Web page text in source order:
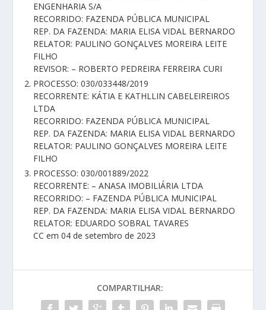
ENGENHARIA S/A
RECORRIDO: FAZENDA PÚBLICA MUNICIPAL
REP. DA FAZENDA: MARIA ELISA VIDAL BERNARDO
RELATOR: PAULINO GONÇALVES MOREIRA LEITE
FILHO
REVISOR: – ROBERTO PEDREIRA FERREIRA CURI
PROCESSO: 030/033448/2019
RECORRENTE: KÁTIA E KATHLLIN CABELEIREIROS
LTDA
RECORRIDO: FAZENDA PÚBLICA MUNICIPAL
REP. DA FAZENDA: MARIA ELISA VIDAL BERNARDO
RELATOR: PAULINO GONÇALVES MOREIRA LEITE
FILHO
PROCESSO: 030/001889/2022
RECORRENTE: – ANASA IMOBILIÁRIA LTDA
RECORRIDO: – FAZENDA PÚBLICA MUNICIPAL
REP. DA FAZENDA: MARIA ELISA VIDAL BERNARDO
RELATOR: EDUARDO SOBRAL TAVARES
CC em 04 de setembro de 2023
COMPARTILHAR: